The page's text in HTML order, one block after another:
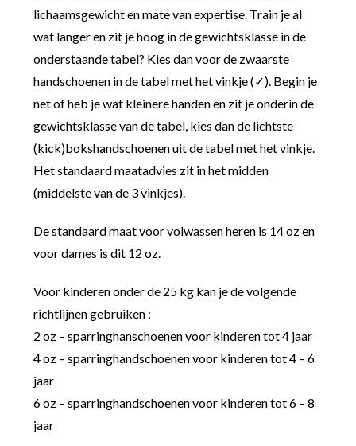
lichaamsgewicht en mate van expertise. Train je al
wat langer en zit je hoog in de gewichtsklasse in de
onderstaande tabel? Kies dan voor de zwaarste
handschoenen in de tabel met het vinkje (✓). Begin je
net of heb je wat kleinere handen en zit je onderin de
gewichtsklasse van de tabel, kies dan de lichtste
(kick)bokshandschoenen uit de tabel met het vinkje.
Het standaard maatadvies zit in het midden
(middelste van de 3 vinkjes).
De standaard maat voor volwassen heren is 14 oz en
voor dames is dit 12 oz.
Voor kinderen onder de 25 kg kan je de volgende
richtlijnen gebruiken :
2 oz – sparringhanschoenen voor kinderen tot 4 jaar
4 oz – sparringhandschoenen voor kinderen tot 4 – 6
jaar
6 oz – sparringhandschoenen voor kinderen tot 6 – 8
jaar